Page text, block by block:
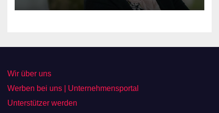
Wir über uns
Werben bei uns | Unternehmensportal
Unterstützer werden